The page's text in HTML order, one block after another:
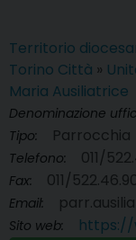
Territorio
Torino Città »
Maria Ausiliatrice
Denominazione
Tipo: Parrocchia
Telefono: 011/
Fax: 011/
Email:
Sito web: https://